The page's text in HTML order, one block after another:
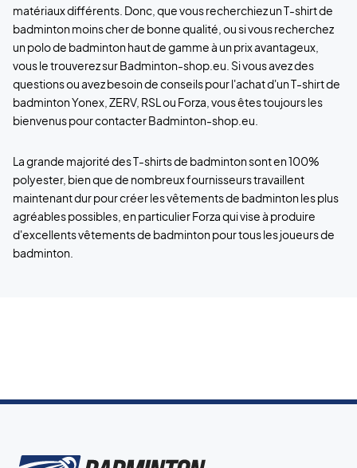
matériaux différents. Donc, que vous recherchiez un T-shirt de
badminton moins cher de bonne qualité, ou si vous recherchez
un polo de badminton haut de gamme à un prix avantageux,
vous le trouverez sur Badminton-shop.eu. Si vous avez des
questions ou avez besoin de conseils pour l'achat d'un T-shirt de
badminton Yonex, ZERV, RSL ou Forza, vous êtes toujours les
bienvenus pour contacter Badminton-shop.eu.
La grande majorité des T-shirts de badminton sont en 100%
polyester, bien que de nombreux fournisseurs travaillent
maintenant dur pour créer les vêtements de badminton les plus
agréables possibles, en particulier Forza qui vise à produire
d'excellents vêtements de badminton pour tous les joueurs de
badminton.